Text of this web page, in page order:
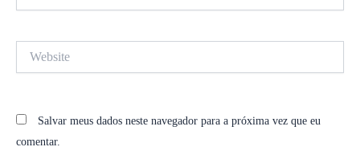
Salvar meus dados neste navegador para a próxima vez que eu
comentar.